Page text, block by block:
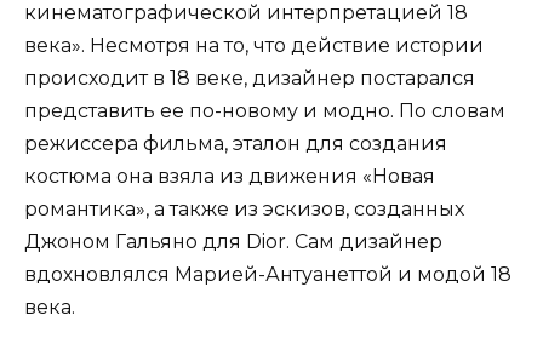
кинематографической интерпретацией 18
века». Несмотря на то, что действие истории
происходит в 18 веке, дизайнер постарался
представить ее по-новому и модно. По словам
режиссера фильма, эталон для создания
костюма она взяла из движения «Новая
романтика», а также из эскизов, созданных
Джоном Гальяно для Dior. Сам дизайнер
вдохновлялся Марией-Антуанеттой и модой 18
века.